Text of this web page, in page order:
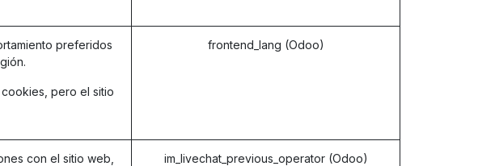
preferidos
pero el sitio
frontend_lang (Odoo)
con el sitio web,
im_livechat_previous_operator (Odoo)